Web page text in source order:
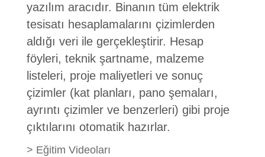
yazılım aracıdır. Binanın tüm elektrik
tesisatı hesaplamalarını çizimlerden
aldığı veri ile gerçekleştirir. Hesap
föyleri, teknik şartname, malzeme
listeleri, proje maliyetleri ve sonuç
çizimler (kat planları, pano şemaları,
ayrıntı çizimler ve benzerleri) gibi proje
çıktılarını otomatik hazırlar.
> Eğitim Videoları